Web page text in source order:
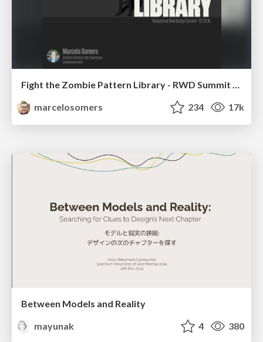
Fight the Zombie Pattern Library - RWD Summit 2016
marcelosomers
234 17k
Between Models and Reality
mayunak
4 380